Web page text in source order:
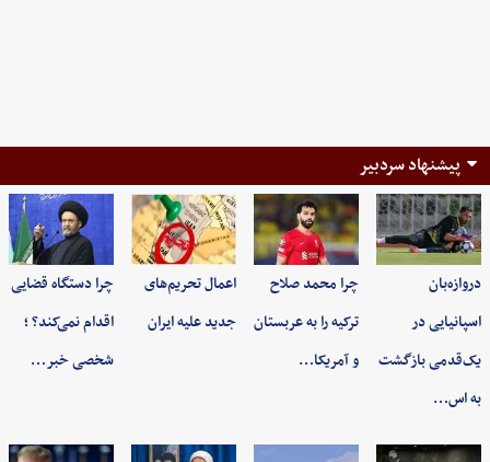
پیشنهاد سردبیر
دروازه‌بان
اسپانیایی در
یک‌قدمی بازگشت
به اس…
چرا محمد صلاح
ترکیه را به عربستان
و آمریکا…
اعمال تحریم‌های
جدید علیه ایران
چرا دستگاه قضایی
اقدام نمی‌کند؟ ؛
شخصی خبر…